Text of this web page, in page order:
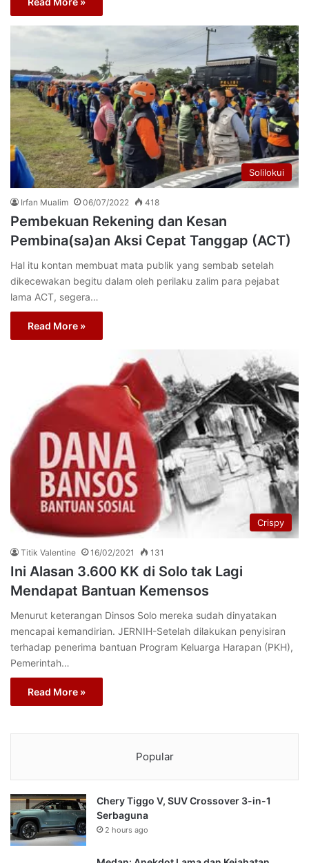
Solilokui
Irfan Mualim 06/07/2022 418
Pembekuan Rekening dan Kesan
Pembina(sa)an Aksi Cepat Tanggap (ACT)
Hal itu kontan membuat mata publik yang sembab setelah
dikecewakan begitu dalam oleh perilaku zalim para pejabat
lama ACT, segera…
Read More »
Crispy
Titik Valentine 16/02/2021 131
Ini Alasan 3.600 KK di Solo tak Lagi
Mendapat Bantuan Kemensos
Menurut keterangan Dinsos Solo mereka sudah dinyatakan
mencapai kemandirian. JERNIH-Setelah dilakukan penyisiran
terhadap penerima bantuan Program Keluarga Harapan (PKH),
Pemerintah…
Read More »
Popular
Chery Tiggo V, SUV Crossover 3-in-1
Serbaguna
2 hours ago